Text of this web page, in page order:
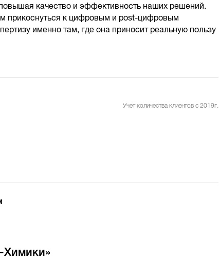
качество и эффективность наших решений.
прикоснуться к цифровым и post-цифровым
именно там, где она приносит реальную пользу
Учет количества клиентов с 2019г.
Химики»